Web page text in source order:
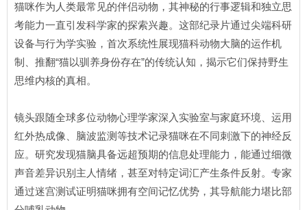
猫咪作为人类最常见的伴侣动物，其神秘的行事逻辑和独立思
考能力一直引发科学家的探索兴趣。这部纪录片通过尖端科研
设备与行为学实验，首次系统性展现猫科动物大脑的运作机
制、推翻“猫以驯养身份存在”的传统认知，揭示它们保持野生
思维内核的真相。
镜头跟随全球多位动物心理学家深入实验室与家庭环境、运用
红外热成像、脑波监测等技术记录猫咪在不同刺激下的神经反
应。研究发现猫脑具备远超预期的信息处理能力，能通过细微
声音差异识别主人情绪，甚至对特定词汇产生条件反射。专家
通过迷宫测试证明猫咪拥有空间记忆优势，其导航能力堪比部